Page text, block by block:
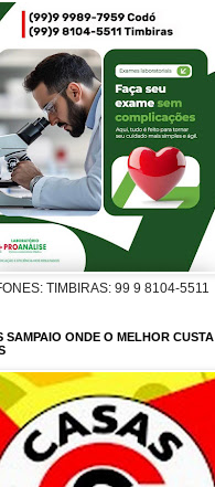
TIMBIRAS: 99 9 8104-5511
SAMPAIO ONDE O MELHOR CUSTA